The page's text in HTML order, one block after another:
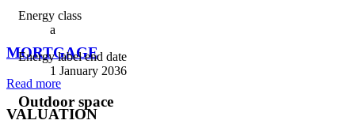
Energy class
a
Energy label end date
1 January 2036
Outdoor space
MORTGAGE
Read more
VALUATION